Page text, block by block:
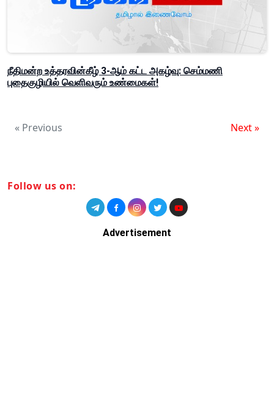
நீதிமன்ற உத்தரவின்கீழ் 3-ஆம் கட்ட அகழ்வு: செம்மணி
புதைகுழியில் வெளிவரும் உண்மைகள்!
« Previous Next »
Follow us on:
Advertisement